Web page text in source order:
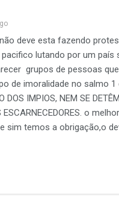
deve esta fazendo
lutando por um país
grupos de pessoas
de imoralidade no salmo 1
DOS IMPIOS, NEM SE
ESCARNECEDORES. o
sim temos a obrigação,o